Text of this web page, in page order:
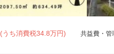
(うち消費税34.8万円)
共益費・管